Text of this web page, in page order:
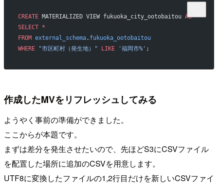
CREATE MATERIALIZED VIEW fukuoka_city_ootobaitou AS
SELECT *
FROM external_schema. fukuoka_ootobaitou
WHERE "市区町村（発生地）" LIKE '福岡市%' ;
作成したMVをリフレッシュしてみる
ようやく事前の準備ができました。
ここからが本題です。
まずは差分を発生させたいので、先ほどS3にCSVファイル
を配置した場所に追加のCSVを用意します。
UTF8に変換したファイルの1,2行目だけを新しいCSVファイ